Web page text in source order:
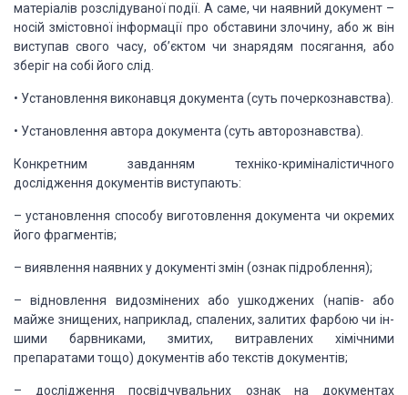
матеріалів розслідуваноїподії. А саме, чи наявний документ –
носій змістовної інформації про обставини злочину, або ж він
виступав свого часу, об’єктом чи знарядям посягання, або
зберіг на собі його слід.
• Установлення виконавця документа (суть почеркознавства).
• Установлення автора документа (суть авторознавства).
Конкретним завданням техніко-криміналістичного
дослідження документів виступають:
–установлення способу виготовлення документа чи окремих
його фрагментів;
– виявлення наявних у документі змін (ознак підроблення);
–відновлення видозмінених або ушкоджених (напів- або
майже знищених, наприклад, спалених, залитих фарбою чи ін­
шими барвниками, змитих, витравлених хімічними
препаратами тощо) документів або текстів документів;
– дослідження посвідчувальних ознак на документах